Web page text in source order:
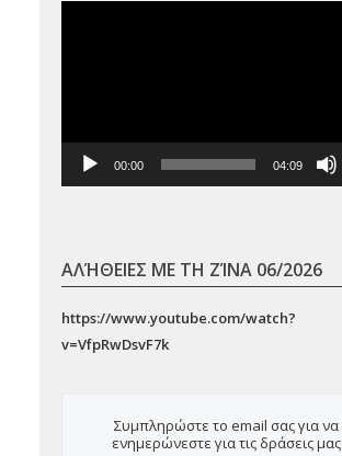
00:00 04:09
ΑΛΉΘΕΙΕΣ ΜΕ ΤΗ ΖΊΝΑ 06/2026
https://www.youtube.com/watch?
v=VfpRwDsvF7k
Συμπληρώστε το email σας για να
ενημερώνεστε για τις δράσεις μας